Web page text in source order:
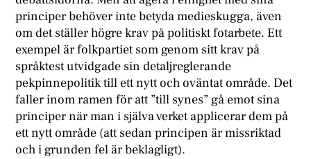
principer behöver inte betyda medieskugga, även
om det ställer högre krav på politiskt fotarbete. Ett
exempel är folkpartiet som genom sitt krav på
språktest utvidgade sin detaljreglerande
pekpinnepolitik till ett nytt och oväntat område. Det
faller inom ramen för att ”till synes” gå emot sina
principer när man i själva verket applicerar dem på
ett nytt område (att sedan principen är missriktad
och i grunden fel är beklagligt).